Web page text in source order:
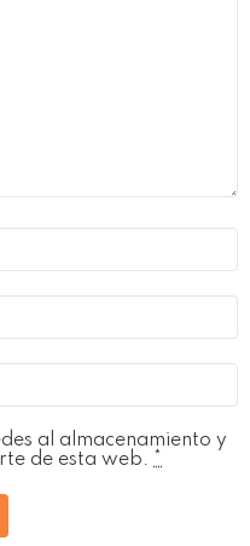
al almacenamiento y
de esta web.